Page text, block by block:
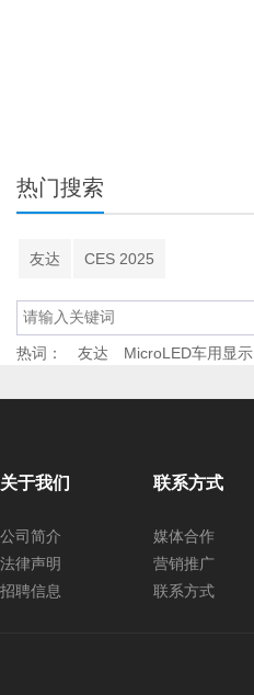
热门搜索
友达 CES 2025
热词： 友达 MicroLED车用显示
关于我们
公司简介
法律声明
招聘信息
联系方式
媒体合作
营销推广
联系方式